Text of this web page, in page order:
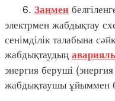
6. Заңмен
электрмен жабдықтау
сенімділік талабына
жабдықтаудың
энергия беруші
жабдықтаушы ұйыммен